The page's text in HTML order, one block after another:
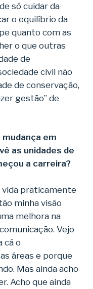
só cuidar da
o equilíbrio da
quanto com as
o que outras
de
civil não
de conservação,
gestão” de
mudança em
as unidades de
a carreira?
vida praticamente
minha visão
melhora na
Vejo
cá o
áreas e porque
Mas ainda acho
Acho que ainda